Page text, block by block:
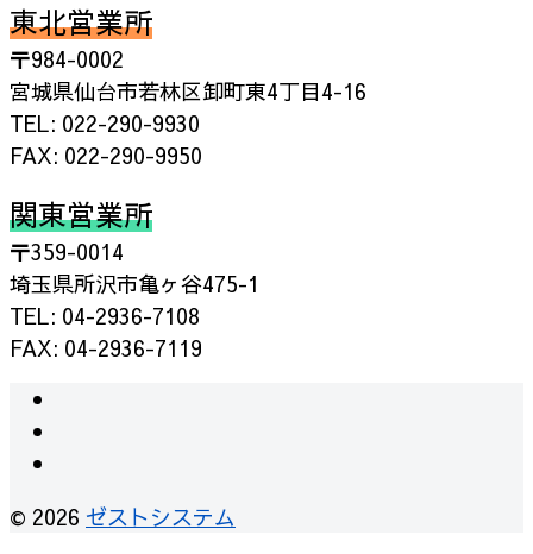
東北営業所
〒984-0002
宮城県仙台市若林区卸町東4丁目4-16
TEL: 022-290-9930
FAX: 022-290-9950
関東営業所
〒359-0014
埼玉県所沢市亀ヶ谷475-1
TEL: 04-2936-7108
FAX: 04-2936-7119
© 2026 ゼストシステム